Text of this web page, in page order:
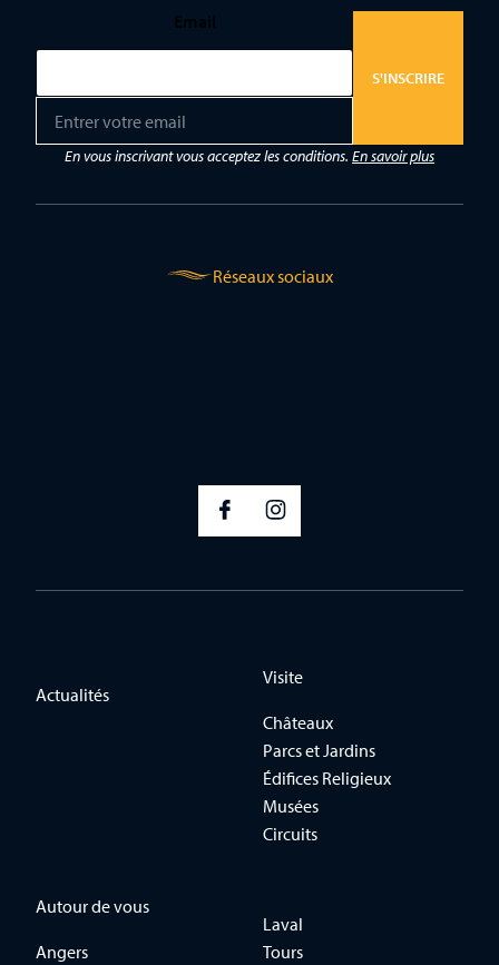
Email
a
*
S'INSCRIRE
En vous inscrivant vous acceptez les conditions. En savoir plus
Réseaux sociaux
Actualités
Visite
Châteaux
Parcs et Jardins
Édifices Religieux
Musées
Circuits
Autour de vous
Angers
Laval
Tours